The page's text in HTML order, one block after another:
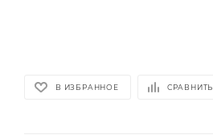
В ИЗБРАННОЕ СРАВНИТЬ